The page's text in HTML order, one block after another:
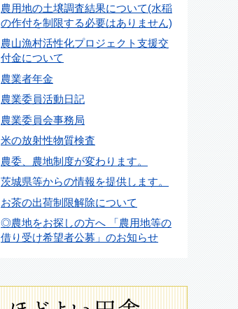
農用地の土壌調査結果について(水稲
の作付を制限する必要はありません)
農山漁村活性化プロジェクト支援交
付金について
農業者年金
農業委員活動日記
農業委員会事務局
米の放射性物質検査
農委、農地制度が変わります。
茨城県等からの情報を提供します。
お茶の出荷制限解除について
◎農地をお探しの方へ 「農用地等の
借り受け希望者公募」のお知らせ